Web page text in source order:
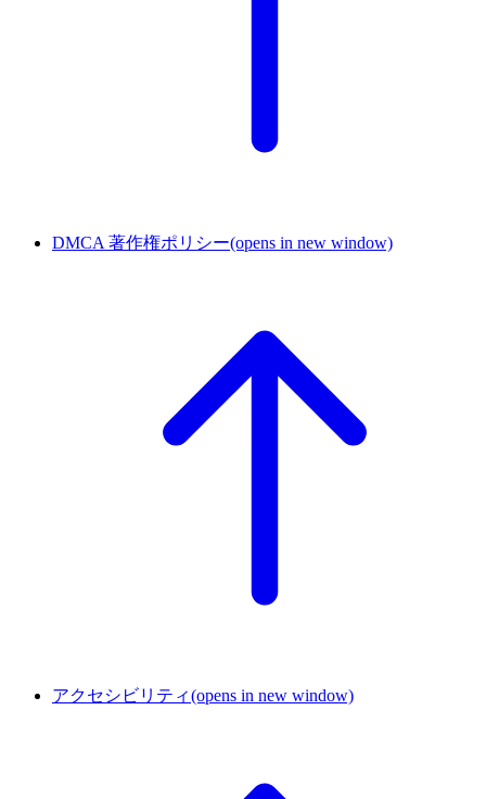
DMCA 著作権ポリシー(opens in new window)
アクセシビリティ(opens in new window)